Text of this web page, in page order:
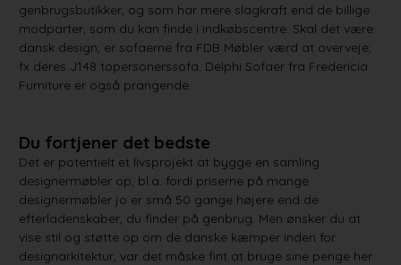
genbrugsbutikker, og som har mere slagkraft end de billige
modparter, som du kan finde i indkøbscentre. Skal det være
dansk design, er sofaerne fra FDB Møbler værd at overveje,
fx deres J148 topersonerssofa. Delphi Sofaer fra Fredericia
Furniture er også prangende.
Du fortjener det bedste
Det er potentielt et livsprojekt at bygge en samling
designermøbler op, bl.a. fordi priserne på mange
designermøbler jo er små 50 gange højere end de
efterladenskaber, du finder på genbrug. Men ønsker du at
vise stil og støtte op om de danske kæmper inden for
designarkitektur, var det måske fint at bruge sine penge her.